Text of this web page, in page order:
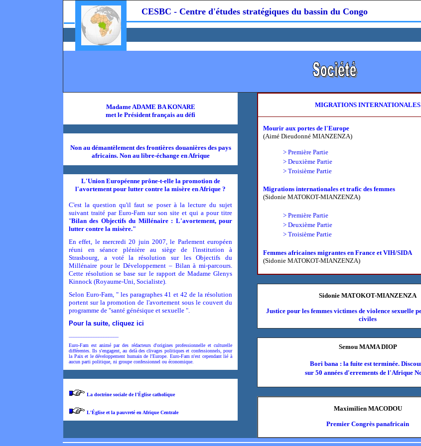
CESBC - Centre d'études stratégiques du bassin du Congo
Madame ADAME BA KONARE
met le Président français au défi
Non au démantèlement des frontières douanières des pays
africains. Non au libre-échange en Afrique
L'Union Européenne prône-t-elle la promotion de
l'avortement pour lutter contre la misère en Afrique ?
C'est la question qu'il faut se poser à la lecture du sujet
suivant traité par Euro-Fam sur son site et qui a pour titre
"Bilan des Objectifs du Millénaire : L'avortement, pour
lutter contre la misère."
En effet, le mercredi 20 juin 2007, le Parlement européen
réuni en séance plénière au siège de l'institution à
Strasbourg, a voté la résolution sur les Objectifs du
Millénaire pour le Développement – Bilan à mi-parcours.
Cette résolution se base sur le rapport de Madame Glenys
Kinnock (Royaume-Uni, Socialiste).
Selon Euro-Fam, " les paragraphes 41 et 42 de la résolution
portent sur lapromotion de l'avortement sous le couvert du
programme de "santé génésique et sexuelle ".
Pour la suite, cliquez ici
Euro-Fam est animé par des rédacteurs d'origines professionnelle et culturelle
différentes. Ils s'engagent, au delà des clivages politiques et confessionnels, pour
la Paix et le développement humain de l'Europe. Euro-Fam n'est cependant lié à
aucun parti politique, ni groupe confessionnel ou économique.
La doctrine sociale de l'Église catholique
L'Église et la pauvreté en Afrique Centrale
MIGRATIONS INTERNATIONALES
Mourir aux portes de l'Europe
(Aimé Dieudonné MIANZENZA)
> Première Partie
> Deuxième Partie
> Troisième Partie
Migrations internationales et trafic des femmes
(Sidonie MATOKOT-MIANZENZA)
> Première Partie
> Deuxième Partie
> Troisième Partie
Femmes africaines migrantes en France et VIH/SIDA
(Sidonie MATOKOT-MIANZENZA)
Sidonie MATOKOT-MIANZENZA
Justice pour les femmes victimes de violence sexuelle
civiles
Semou MAMA DIOP
Bori bana : la fuite est terminée.
sur 50 années d'errements de l'Afrique
Maximilien MACODOU
Premier Congrès panafricain